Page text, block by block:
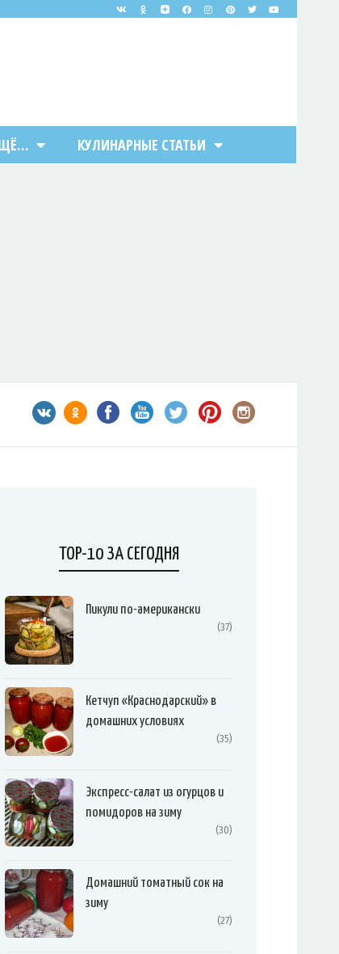
КУЛИНАРНЫЕ СТАТЬИ
TOP-10 ЗА СЕГОДНЯ
Пикули по-американски
(37)
Кетчуп «Краснодарский» в
домашних условиях
(35)
Экспресс-салат из огурцов и
помидоров на зиму
(30)
Домашний томатный сок на
зиму
(27)